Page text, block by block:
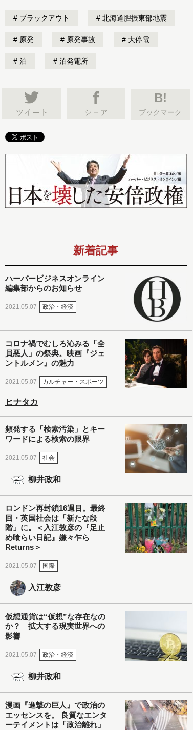
ブラックアウト 北海道胆振東部地震
原発 原発事故 大停電
泊 泊発電所
B!
ブックマーク
新着記事
ハーバービジネスオンライン
編集部からのお知らせ
2021.05.07 政治・経済
コロナ禍でむしろ沁みる「全
員悪人」の祭典。映画『ジェ
ントルメン』の魅力
2021.05.07 カルチャー・スポーツ
ヒナタカ
頻発する「検索汚染」とキー
ワードによる検索の限界
2021.05.07 社会
柳井政和
ロンドン再封鎖16週目。最終
回・英国社会は「新たな段
階」に。＜入江敦彦の『足止
め喰らい日記』嫌々乍ら
Returns＞
2021.05.07 国際
入江敦彦
仮想通貨は“仮想”な存在なの
か？ 拡大する現実世界への
影響
2021.05.07 政治・経済
柳井政和
漫画『進撃の巨人』で政治の
エッセンスを。 良質なエンタ
ーテイメントは「政治離れ」